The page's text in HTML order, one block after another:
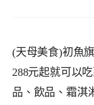
(天母美食)初魚
288元起就可以
品、飲品、霜淇